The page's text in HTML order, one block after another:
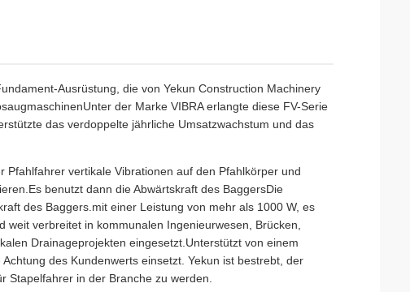
Ausrüstung, die von Yekun Construction Machinery
der Marke VIBRA erlangte diese FV-Serie
das verdoppelte jährliche Umsatzwachstum und das
vertikale Vibrationen auf den Pfahlkörper und
benutzt dann die Abwärtskraft des BaggersDie
des Baggers.mit einer Leistung von mehr als 1000 W, es
verbreitet in kommunalen Ingenieurwesen, Brücken,
Drainageprojekten eingesetzt.Unterstützt von einem
des Kundenwerts einsetzt. Yekun ist bestrebt, der
Stapelfahrer in der Branche zu werden.